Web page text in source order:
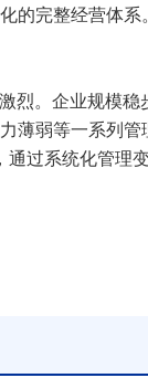
的完整经营体系
烈。企业规模
薄弱等一系列
过系统化管理